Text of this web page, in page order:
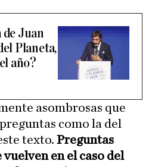
de Juan
Planeta,
año?
asombrosas que
como la del
texto. Preguntas
en el caso del